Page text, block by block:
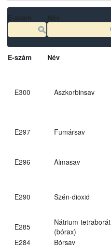
E-szám Név
E300 Aszkorbinsav
E297 Fumársav
E296 Almasav
E290 Szén-dioxid
E285
Nátrium-tetraborát
(bórax)
E284
Bórsav